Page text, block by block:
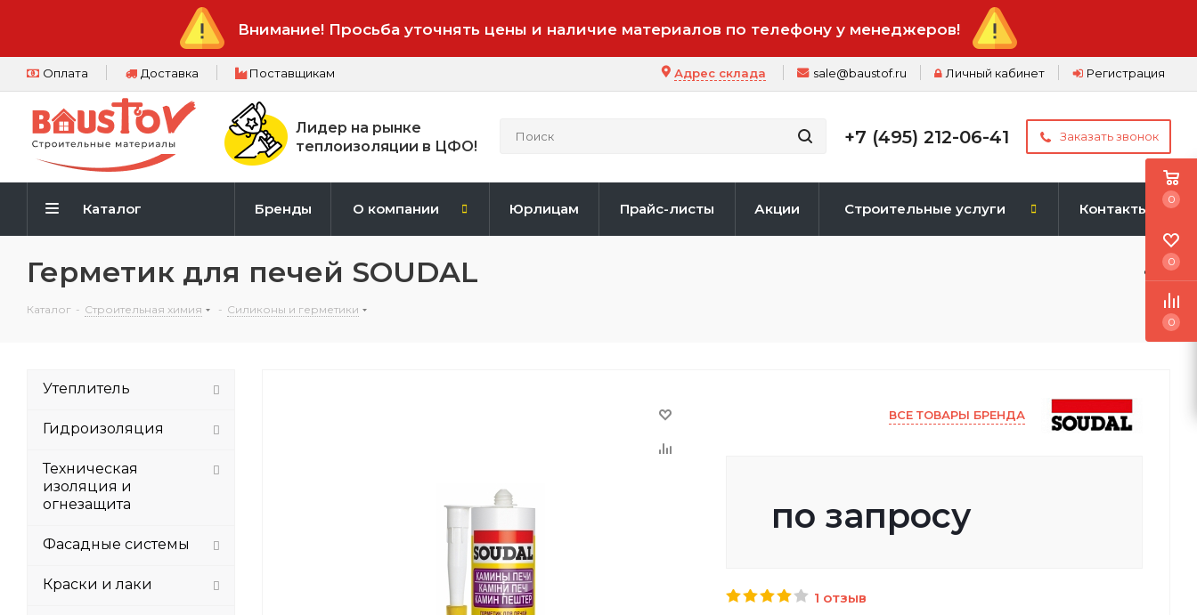
Внимание! Просьба уточнять цены и наличие материалов по телефону у менеджеров!
Оплата Доставка Поставщикам Регистрация
Личный кабинет
sale@baustof.ru
Адрес склада
Лидер на рынке
теплоизоляции в ЦФО!
+7 (495) 212-06-41 Заказать звонок
Каталог Бренды О компании Юрлицам Прайс-листы Акции Строительные услуги Контакты
Герметик для печей SOUDAL
Каталог - Строительная химия - Силиконы и герметики
ВСЕ ТОВАРЫ БРЕНДА
по запросу
1 отзыв
Утеплитель
Гидроизоляция
Техническая
изоляция и
огнезащита
Фасадные системы
Краски и лаки
0
0
0